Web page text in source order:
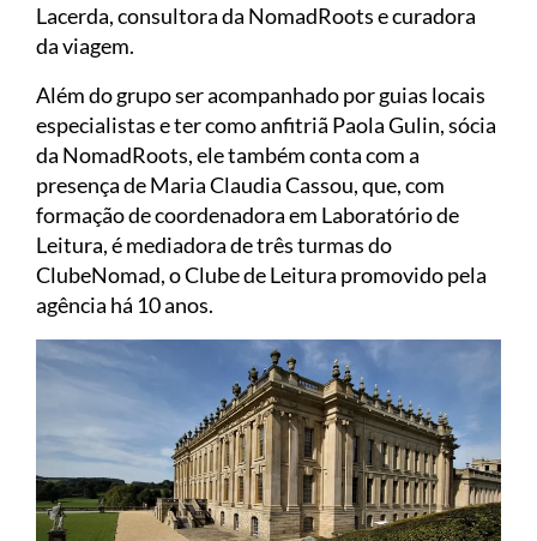
Lacerda, consultora da NomadRoots e curadora
da viagem.
Além do grupo ser acompanhado por guias locais
especialistas e ter como anfitriã Paola Gulin, sócia
da NomadRoots, ele também conta com a
presença de Maria Claudia Cassou, que, com
formação de coordenadora em Laboratório de
Leitura, é mediadora de três turmas do
ClubeNomad, o Clube de Leitura promovido pela
agência há 10 anos.